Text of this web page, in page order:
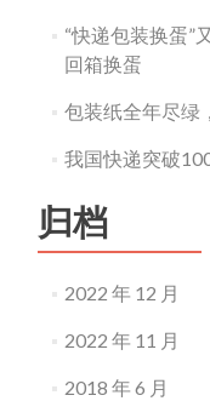
“快递包装换蛋”
回箱换蛋
包装纸全年尽绿
我国快递突破
归档
2022 年 12 月
2022 年 11 月
2018 年 6 月